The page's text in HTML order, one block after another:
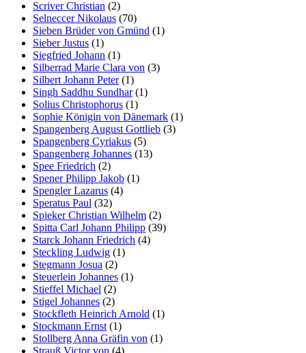
Scriver Christian (2)
Selneccer Nikolaus (70)
Sieben Brüder von Gmünd (1)
Sieber Justus (1)
Siegfried Johann (1)
Silberrad Marie Clara von (3)
Silbert Johann Peter(1)
Singh Saddhu Sundhar(1)
Solius Christophorus (1)
Sophie Königin von Dänemark (1)
Spangenberg August Gottlieb (3)
Spangenberg Cyriakus (5)
Spangenberg Johannes (13)
Spee Friedrich (2)
Spener Philipp Jakob (1)
Spengler Lazarus (4)
Speratus Paul (32)
Spieker Christian Wilhelm (2)
Spitta Carl Johann Philipp (39)
Starck Johann Friedrich (4)
Steckling Ludwig (1)
Stegmann Josua (2)
Steuerlein Johannes (1)
Stieffel Michael (2)
Stigel Johannes (2)
Stockfleth Heinrich Arnold (1)
Stockmann Ernst (1)
Stollberg Anna Gräfin von (1)
Strauß Victor von (4)